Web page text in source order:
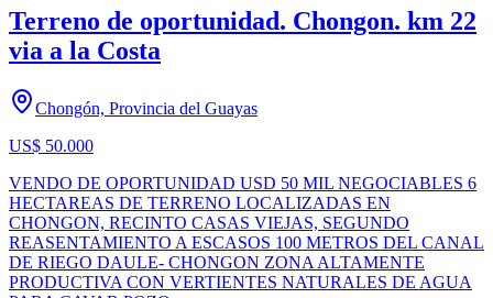
Terreno de oportunidad. Chongon. km 22
via a la Costa
Chongón, Provincia del Guayas
US$ 50.000
VENDO DE OPORTUNIDAD USD 50 MIL NEGOCIABLES 6
HECTAREAS DE TERRENO LOCALIZADAS EN
CHONGON, RECINTO CASAS VIEJAS, SEGUNDO
REASENTAMIENTO A ESCASOS 100 METROS DEL CANAL
DE RIEGO DAULE- CHONGON ZONA ALTAMENTE
PRODUCTIVA CON VERTIENTES NATURALES DE AGUA